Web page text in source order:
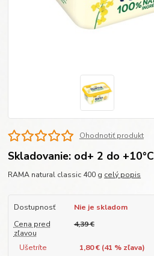
Ohodnotiť produkt
Skladovanie: od+ 2 do +10°C
RAMA natural classic 400 g celý popis
Dostupnosť
Nie je skladom
Cena pred
zľavou
4,39 €
Ušetríte 1,80 € (41 % zľava)